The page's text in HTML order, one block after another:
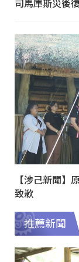
【涉己新聞
致歉
推薦新聞